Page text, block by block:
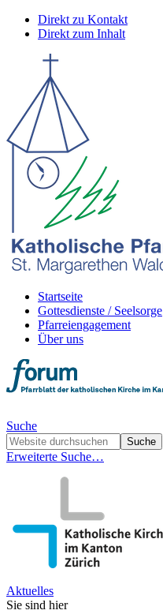
Direkt zu Kontakt
Direkt zum Inhalt
Startseite
Gottesdienste / Seelsorge
Pfarreiengagement
Über uns
Suche
Erweiterte Suche…
Aktuelles
Sie sind hier